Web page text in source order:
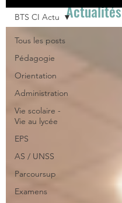
Actualités
Tous les posts
Pédagogie
Orientation
Administration
Vie scolaire -
Vie au lycée
EPS
AS / UNSS
Parcoursup
Examens
BTS CI Actu